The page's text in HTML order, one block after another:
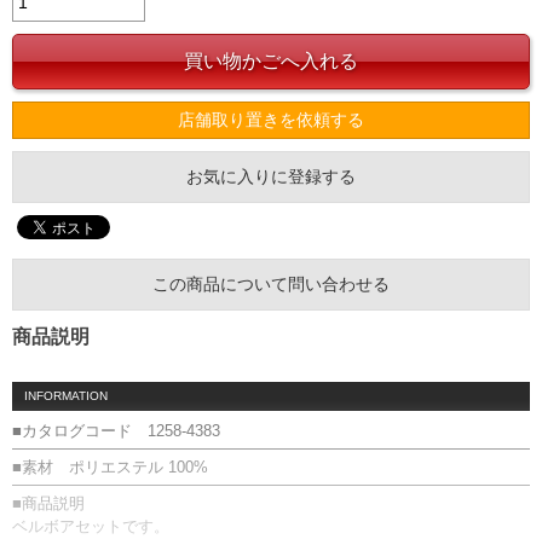
店舗取り置きを依頼する
お気に入りに登録する
この商品について問い合わせる
商品説明
INFORMATION
■カタログコード 1258-4383
■素材 ポリエステル 100%
■商品説明
ベルボアセットです。